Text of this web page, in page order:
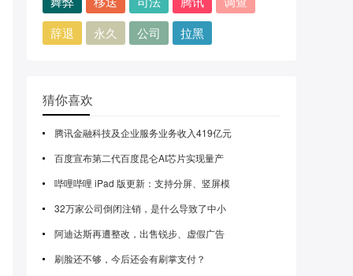
辞退
永久 公司 拉黑
猜你喜欢
腾讯金融科技及企业服务业务收入419亿元
百度宣布第二代百度昆仑AI芯片实现量产
哔哩哔哩 iPad 版更新：支持分屏、竖屏模
32万家公司倒闭注销，是什么导致了中小
阿迪达斯再遭整改，出售锐步、虚假广告
刷脸还不够，今后还会有刷掌支付？